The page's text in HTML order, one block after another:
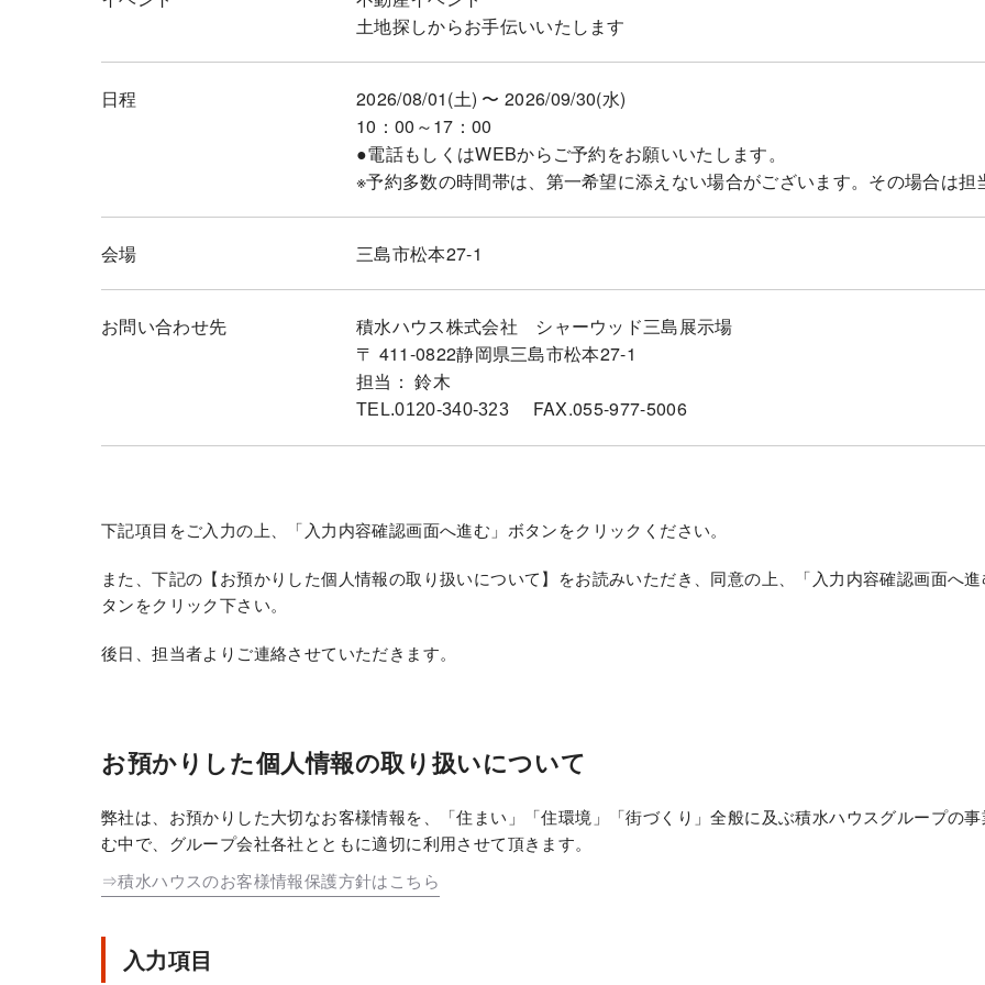
土地探しからお手伝いいたします
日程
2026/08/01(土) 〜 2026/09/30(水)
10：00～17：00
●電話もしくはWEBからご予約をお願いいたします。
※予約多数の時間帯は、第一希望に添えない場合がございます。その場合は担
会場 三島市松本27-1
お問い合わせ先
積水ハウス株式会社 シャーウッド三島展示場
〒 411-0822静岡県三島市松本27-1
担当： 鈴木
TEL.0120-340-323 FAX.055-977-5006
下記項目をご入力の上、「入力内容確認画面へ進む」ボタンをクリックください。
また、下記の【お預かりした個人情報の取り扱いについて】をお読みいただき、同意の上、「入力内容確認画面へ
タンをクリック下さい。
後日、担当者よりご連絡させていただきます。
お預かりした個人情報の取り扱いについて
弊社は、お預かりした大切なお客様情報を、「住まい」「住環境」「街づくり」全般に及ぶ積水ハウスグループの
む中で、グループ会社各社とともに適切に利用させて頂きます。
⇒積水ハウスのお客様情報保護方針はこちら
入力項目